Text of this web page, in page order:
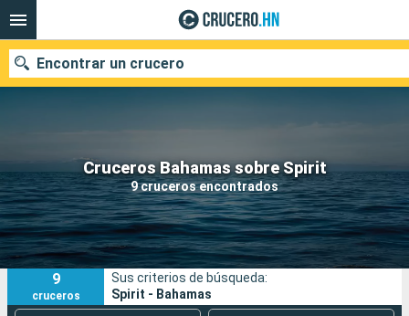
Cruceros Bahamas sobre Spirit
9 cruceros encontrados
Encontrar un crucero
Nuestros destinos
Fecha de salida
Puertos Compañías
9
cruceros
Sus criterios de búsqueda:
Spirit - Bahamas